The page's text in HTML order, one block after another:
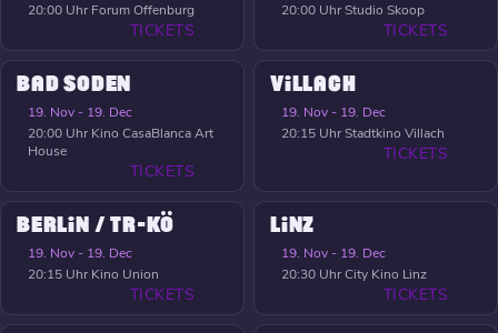
20:00 Uhr Forum Offenburg
TICKETS
20:00 UhrStudio Skoop
TICKETS
BAD SODEN
19. Nov - 19. Dec
20:00 Uhr Kino CasaBlanca Art
House
TICKETS
VILLACH
19. Nov - 19. Dec
20:15 UhrStadtkino Villach
TICKETS
BERLIN / TR-KÖ
19. Nov - 19. Dec
20:15 Uhr Kino Union
TICKETS
LINZ
19. Nov - 19. Dec
20:30 UhrCity Kino Linz
TICKETS